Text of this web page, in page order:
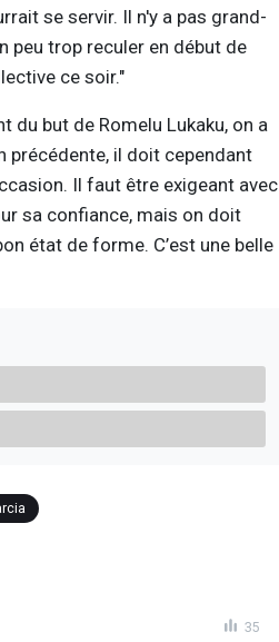
se servir. Il n'y a pas grand-
peu trop reculer en début de
ce soir."
du but de Romelu Lukaku, on a
précédente, il doit cependant
Il faut être exigeant avec
sa confiance, mais on doit
état de forme. C’est une belle
35